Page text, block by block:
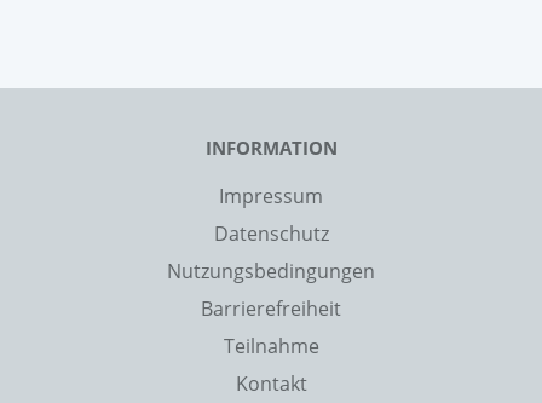
INFORMATION
Impressum
Datenschutz
Nutzungsbedingungen
Barrierefreiheit
Teilnahme
Kontakt